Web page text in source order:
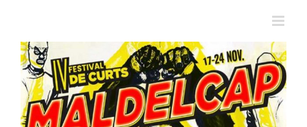
View
Larger
Image